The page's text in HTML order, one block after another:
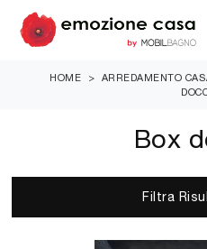
HOME > ARREDAMENTO
Box
Filtra